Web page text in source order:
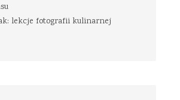
lekcje fotografii kulinarnej